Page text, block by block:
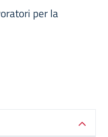
per la